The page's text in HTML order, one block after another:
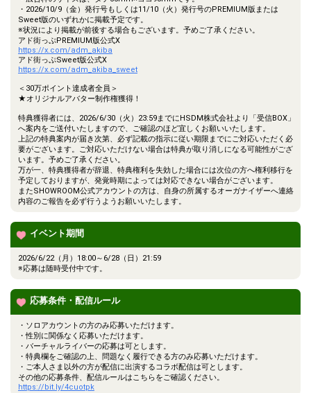
・2026/10/9（金）発行号もしくは11/10（火）発行号のPREMIUM版または
Sweet版のいずれかに掲載予定です。
※状況により掲載が前後する場合もございます。予めご了承ください。
アド街っぷPREMIUM版公式X
https://x.com/adm_akiba
アド街っぷSweet版公式X
https://x.com/adm_akiba_sweet
＜30万ポイント達成者全員＞
★オリジナルアバター制作権獲得！
特典獲得者には、2026/6/30（火）23:59までにHSDM株式会社より「受信BOX」
へ案内をご送付いたしますので、ご確認のほど宜しくお願いいたします。
上記の特典案内が届き次第、必ず記載の指示に従い期限までにご対応いただく必
要がございます。ご対応いただけない場合は特典が取り消しになる可能性がござ
います。予めご了承ください。
万が一、特典獲得者が辞退、特典権利を失効した場合には次位の方へ権利移行を
予定しておりますが、発覚時期によっては対応できない場合がございます。
またSHOWROOM公式アカウントの方は、自身の所属するオーガナイザーへ連絡
内容のご報告を必ず行うようお願いいたします。
イベント期間
2026/6/22（月）18:00～6/28（日）21:59
※応募は随時受付中です。
応募条件・配信ルール
・ソロアカウントの方のみ応募いただけます。
・性別に関係なく応募いただけます。
・バーチャルライバーの応募は可とします。
・特典欄をご確認の上、問題なく履行できる方のみ応募いただけます。
・ご本人さま以外の方が配信に出演するコラボ配信は可とします。
その他の応募条件、配信ルールはこちらをご確認ください。
https://bit.ly/4cuotpk